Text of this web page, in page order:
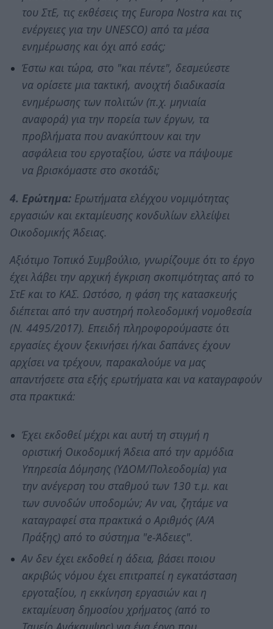
του ΣτΕ, τις εκθέσεις της Europa Nostra και τις
ενέργειες για την UNESCO) από τα μέσα
ενημέρωσης και όχι από εσάς;
Έστω και τώρα, στο "και πέντε", δεσμεύεστε
να ορίσετε μια τακτική, ανοιχτή διαδικασία
ενημέρωσης των πολιτών (π.χ. μηνιαία
αναφορά) για την πορεία των έργων, τα
προβλήματα που ανακύπτουν και την
ασφάλεια του εργοταξίου, ώστε να πάψουμε
να βρισκόμαστε στο σκοτάδι;
4. Ερώτημα: Ερωτήματα ελέγχου νομιμότητας
εργασιών και εκταμίευσης κονδυλίων ελλείψει
Οικοδομικής Άδειας.
Αξιότιμο Τοπικό Συμβούλιο, γνωρίζουμε ότι το έργο
έχει λάβει την αρχική έγκριση σκοπιμότητας από το
ΣτΕ και το ΚΑΣ. Ωστόσο, η φάση της κατασκευής
διέπεται από την αυστηρή πολεοδομική νομοθεσία
(Ν. 4495/2017). Επειδή πληροφορούμαστε ότι
εργασίες έχουν ξεκινήσει ή/και δαπάνες έχουν
αρχίσει να τρέχουν, παρακαλούμε να μας
απαντήσετε στα εξής ερωτήματα και να καταγραφούν
στα πρακτικά:
Έχει εκδοθεί μέχρι και αυτή τη στιγμή η
οριστική Οικοδομική Άδεια από την αρμόδια
Υπηρεσία Δόμησης (ΥΔΟΜ/Πολεοδομία) για
την ανέγερση του σταθμού των 130 τ.μ. και
των συνοδών υποδομών; Αν ναι, ζητάμε να
καταγραφεί στα πρακτικά ο Αριθμός (Α/Α
Πράξης) από το σύστημα "e-Άδειες".
Αν δεν έχει εκδοθεί η άδεια, βάσει ποιου
ακριβώς νόμου έχει επιτραπεί η εγκατάσταση
εργοταξίου, η εκκίνηση εργασιών και η
εκταμίευση δημοσίου χρήματος (από το